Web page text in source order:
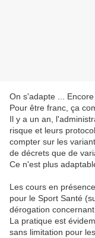
On s'adapte ...
Pour être franc, ça
Il y a un an,
risque et leurs
compter sur les
de décrets que de
Ce n'est plus
Les cours en
pour le Sport Santé
dérogation
La pratique est
sans limitation pour